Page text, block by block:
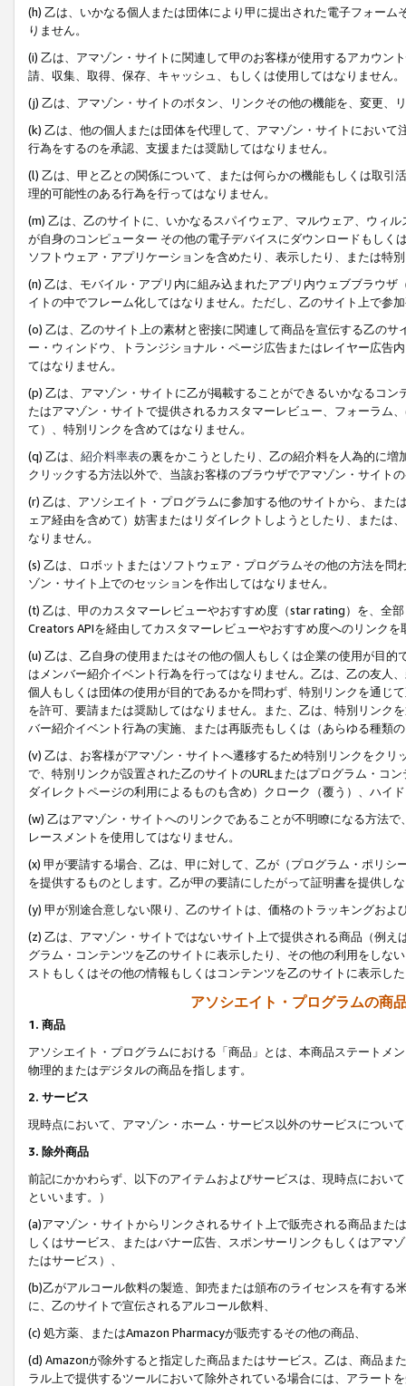
(h) 乙は、いかなる個人または団体により甲に提出された電子フォー
りません。
(i) 乙は、アマゾン・サイトに関連して甲のお客様が使用するアカウン
請、収集、取得、保存、キャッシュ、もしくは使用してはなりません。
(j) 乙は、アマゾン・サイトのボタン、リンクその他の機能を、変更、
(k) 乙は、他の個人または団体を代理して、アマゾン・サイトにおい
行為をするのを承認、支援または奨励してはなりません。
(l) 乙は、甲と乙との関係について、または何らかの機能もしくは取
理的可能性のある行為を行ってはなりません。
(m) 乙は、乙のサイトに、いかなるスパイウェア、マルウェア、ウィ
が自身のコンピューター その他の電子デバイスにダウンロードもし
ソフトウェア・アプリケーションを含めたり、表示したり、または特
(n) 乙は、モバイル・アプリ内に組み込まれたアプリ内ウェブブラウ
イトの中でフレーム化してはなりません。ただし、乙のサイト上で参
(o) 乙は、乙のサイト上の素材と密接に関連して商品を宣伝する乙の
ー・ウィンドウ、トランジショナル・ページ広告またはレイヤー広告
てはなりません。
(p) 乙は、アマゾン・サイトに乙が掲載することができるいかなるコ
たはアマゾン・サイトで提供されるカスタマーレビュー、フォーラム
て）、特別リンクを含めてはなりません。
(q) 乙は、 紹介料率表の裏をかこうとしたり、乙の紹介料を人為的に
クリックする方法以外で、当該お客様のブラウザでアマゾン・サイト
(r) 乙は、アソシエイト・プログラムに参加する他のサイトから、ま
ェア経由を含めて）妨害またはリダイレクトしようとしたり、または
なりません。
(s) 乙は、ロボットまたはソフトウェア・プログラムその他の方法を
ゾン・サイト上でのセッションを作出してはなりません。
(t) 乙は、甲のカスタマーレビューやおすすめ度（star rating）を、全
Creators APIを経由してカスタマーレビューやおすすめ度へのリンクを
(u) 乙は、乙自身の使用またはその他の個人もしくは企業の使用が目
はメンバー紹介イベント行為を行ってはなりません。乙は、乙の友人
個人もしくは団体の使用が目的であるかを問わず、特別リンクを通じ
を許可、要請または奨励してはなりません。また、乙は、特別リンク
バー紹介イベント行為の実施、または再販売もしくは（あらゆる種類
(v) 乙は、お客様がアマゾン・サイトへ遷移するため特別リンクをク
で、特別リンクが設置された乙のサイトのURLまたはプログラム・コ
ダイレクトページの利用によるものも含め）クローク（覆う）、ハイ
(w) 乙はアマゾン・サイトへのリンクであることが不明瞭になる方法
レースメントを使用してはなりません。
(x) 甲が要請する場合、乙は、甲に対して、乙が（プログラム・ポリ
を提供するものとします。乙が甲の要請にしたがって証明書を提供し
(y) 甲が別途合意しない限り、乙のサイトは、価格のトラッキングお
(z) 乙は、アマゾン・サイトではないサイト上で提供される商品（例
グラム・コンテンツを乙のサイトに表示したり、その他の利用をしな
ストもしくはその他の情報もしくはコンテンツを乙のサイトに表示し
アソシエイト・プログラムの商
1. 商品
アソシエイト・プログラムにおける「商品」とは、本商品ステートメ
物理的またはデジタルの商品を指します。
2. サービス
現時点において、アマゾン・ホーム・サービス以外のサービスについ
3. 除外商品
前記にかかわらず、以下のアイテムおよびサービスは、現時点におい
といいます。）
(a)アマゾン・サイトからリンクされるサイト上で販売される商品ま
しくはサービス、またはバナー広告、スポンサーリンクもしくはアマ
たはサービス）、
(b)乙がアルコール飲料の製造、卸売または頒布のライセンスを有す
に、乙のサイトで宣伝されるアルコール飲料、
(c) 処方薬、またはAmazon Pharmacyが販売するその他の商品、
(d) Amazonが除外すると指定した商品またはサービス。乙は、商品ま
ラル上で提供するツールにおいて除外されている場合には、アラート